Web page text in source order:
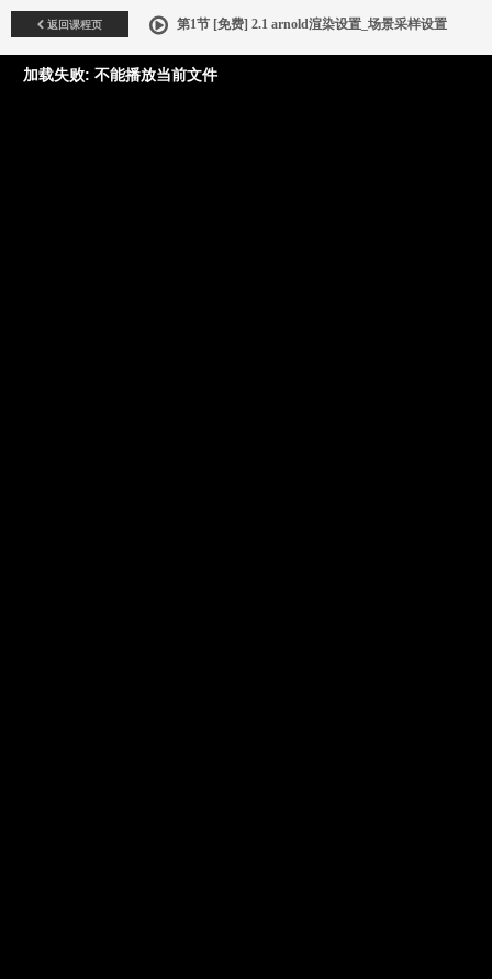
返回课程页 第1节 [免费] 2.1 arnold渲染设置_场景采样设置
加载失败: 不能播放当前文件